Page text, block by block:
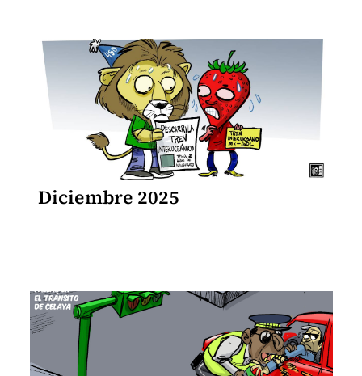
Diciembre 2025